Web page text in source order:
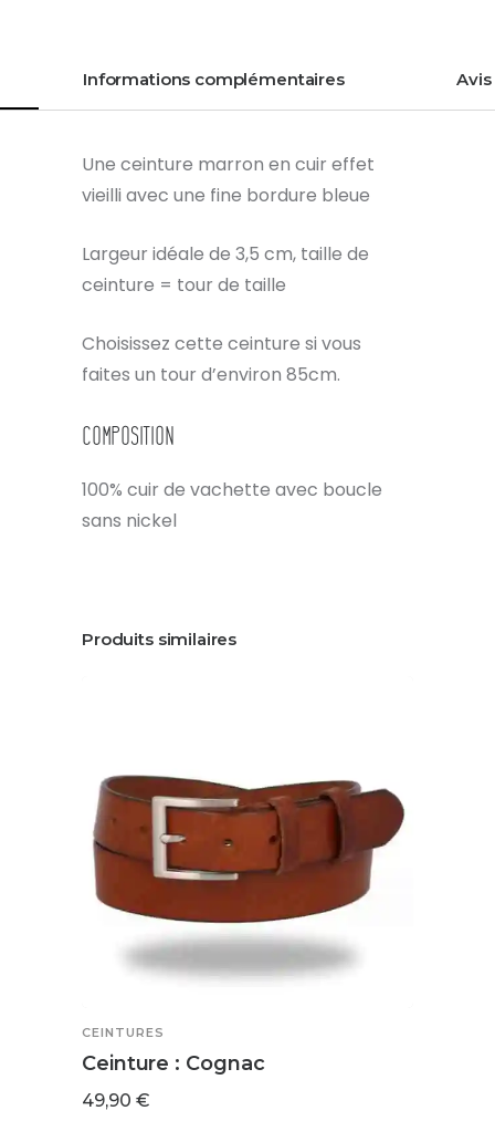
Informations complémentaires Avis
Une ceinture marron en cuir effet
vieilli avec une fine bordure bleue
Largeur idéale de 3,5 cm, taille de
ceinture = tour de taille
Choisissez cette ceinture si vous
faites un tour d’environ 85cm.
Composition
100% cuir de vachette avec boucle
sans nickel
Produits similaires
CEINTURES
Ceinture : Cognac
49,90 €